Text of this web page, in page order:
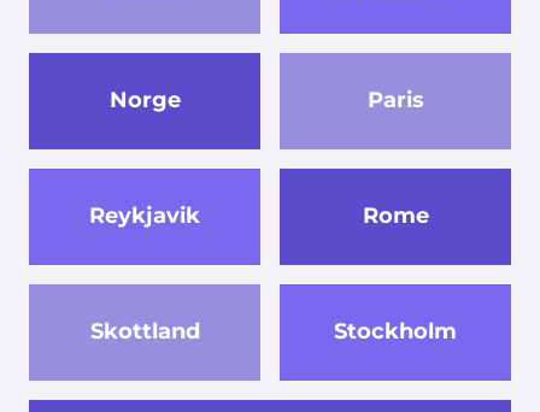
Norge Paris
Reykjavik Rome
Skottland Stockholm